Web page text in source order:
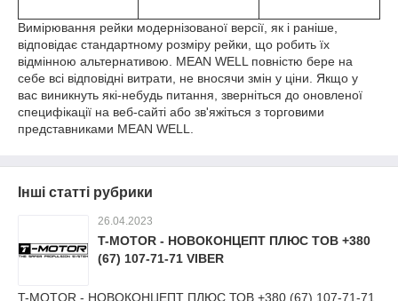
Вимірювання рейки модернізованої версії, як і раніше,
відповідає стандартному розміру рейки, що робить їх
відмінною альтернативою. MEAN WELL повністю бере на
себе всі відповідні витрати, не вносячи змін у ціни. Якщо у
вас виникнуть які-небудь питання, зверніться до оновленої
специфікації на веб-сайті або зв'яжіться з торговими
представниками MEAN WELL.
Інші статті рубрики
26.04.2023
T-MOTOR - НОВОКОНЦЕПТ ПЛЮС ТОВ +380
(67) 107-71-71 VIBER
T-MOTOR - НОВОКОНЦЕПТ ПЛЮС ТОВ +380 (67) 107-71-71